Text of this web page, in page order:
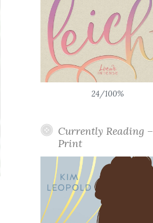
24/100%
Currently Reading –
Print